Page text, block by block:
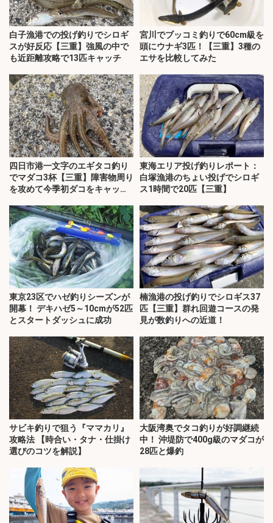
白子漁港での投げ釣りでシロギ
スが好反応【三重】強風の中で
も近距離攻略で13匹キャッチ
宮川でブッコミ釣りで60cm級を
頭にウナギ3匹！【三重】3種の
エサを比較してみた
四日市港一文字のエギタコ釣り
でマダコ3杯【三重】障害物周り
を攻めて今季初ダコをキャッ
東海エリア投げ釣りレポート：
白塚漁港のちょい投げでシロギ
ス1時間で20匹【三重】
東京23区でハゼ釣りシーズンが
開幕！ デキハゼ5～10cmが52匹
とスタートダッシュに成功
楠漁港の投げ釣りでシロギス37
匹【三重】群れ回遊コースの発
見が数釣りへの近道！
サビキ釣りで狙う『ママカリ』
攻略法 【時合い・タナ・仕掛け
選びのコツを解説】
大阪湾奥でタコ釣りが好調継続
中！ 沖堤防で400g級のマダコが
28匹と爆釣